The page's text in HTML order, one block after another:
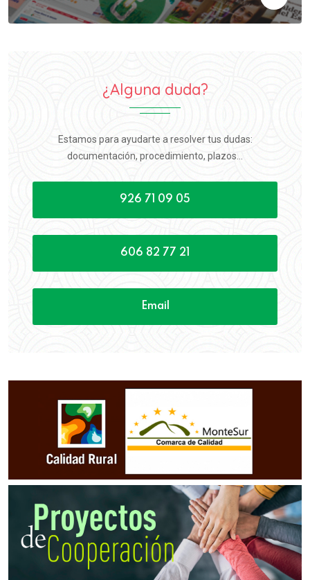
¿Alguna duda?
Estamos para ayudarte a resolver tus dudas:
documentación, procedimiento, plazos...
926 71 09 05
606 82 77 21
Email